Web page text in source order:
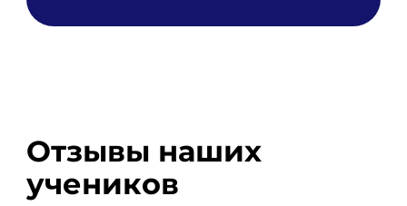
Отзывы наших
учеников